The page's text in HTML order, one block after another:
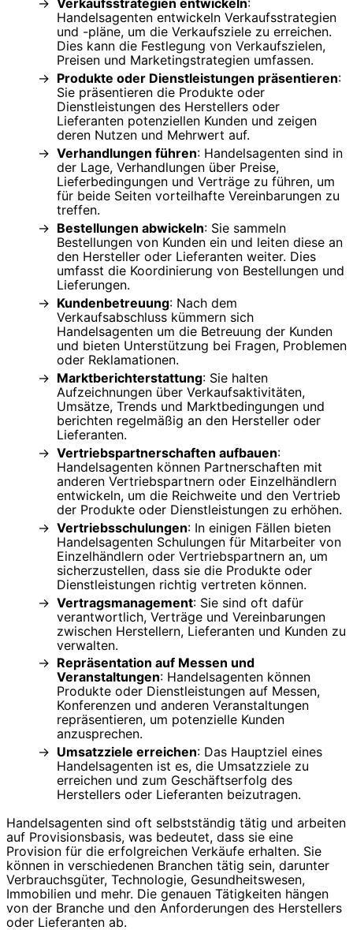
Handelsagenten entwickeln Verkaufsstrategien
und -pläne, um die Verkaufsziele zu erreichen.
Dies kann die Festlegung von Verkaufszielen,
Preisen und Marketingstrategien umfassen.
Produkte oder Dienstleistungen präsentieren:
Sie präsentieren die Produkte oder
Dienstleistungen des Herstellers oder
Lieferanten potenziellen Kunden und zeigen
deren Nutzen und Mehrwert auf.
Verhandlungen führen: Handelsagenten sind in
der Lage, Verhandlungen über Preise,
Lieferbedingungen und Verträge zu führen, um
für beide Seiten vorteilhafte Vereinbarungen zu
treffen.
Bestellungen abwickeln: Sie sammeln
Bestellungen von Kunden ein und leiten diese an
den Hersteller oder Lieferanten weiter. Dies
umfasst die Koordinierung von Bestellungen und
Lieferungen.
Kundenbetreuung: Nach dem
Verkaufsabschluss kümmern sich
Handelsagenten um die Betreuung der Kunden
und bieten Unterstützung bei Fragen, Problemen
oder Reklamationen.
Marktberichterstattung: Sie halten
Aufzeichnungen über Verkaufsaktivitäten,
Umsätze, Trends und Marktbedingungen und
berichten regelmäßig an den Hersteller oder
Lieferanten.
Vertriebspartnerschaften aufbauen:
Handelsagenten können Partnerschaften mit
anderen Vertriebspartnern oder Einzelhändlern
entwickeln, um die Reichweite und den Vertrieb
der Produkte oder Dienstleistungen zu erhöhen.
Vertriebsschulungen: In einigen Fällen bieten
Handelsagenten Schulungen für Mitarbeiter von
Einzelhändlern oder Vertriebspartnern an, um
sicherzustellen, dass sie die Produkte oder
Dienstleistungen richtig vertreten können.
Vertragsmanagement: Sie sind oft dafür
verantwortlich, Verträge und Vereinbarungen
zwischen Herstellern, Lieferanten und Kunden zu
verwalten.
Repräsentation auf Messen und
Veranstaltungen: Handelsagenten können
Produkte oder Dienstleistungen auf Messen,
Konferenzen und anderen Veranstaltungen
repräsentieren, um potenzielle Kunden
anzusprechen.
Umsatzziele erreichen: Das Hauptziel eines
Handelsagenten ist es, die Umsatzziele zu
erreichen und zum Geschäftserfolg des
Herstellers oder Lieferanten beizutragen.
Handelsagenten sind oft selbstständig tätig und arbeiten
auf Provisionsbasis, was bedeutet, dass sie eine
Provision für die erfolgreichen Verkäufe erhalten. Sie
können in verschiedenen Branchen tätig sein, darunter
Verbrauchsgüter, Technologie, Gesundheitswesen,
Immobilien und mehr. Die genauen Tätigkeiten hängen
von der Branche und den Anforderungen des Herstellers
oder Lieferanten ab.